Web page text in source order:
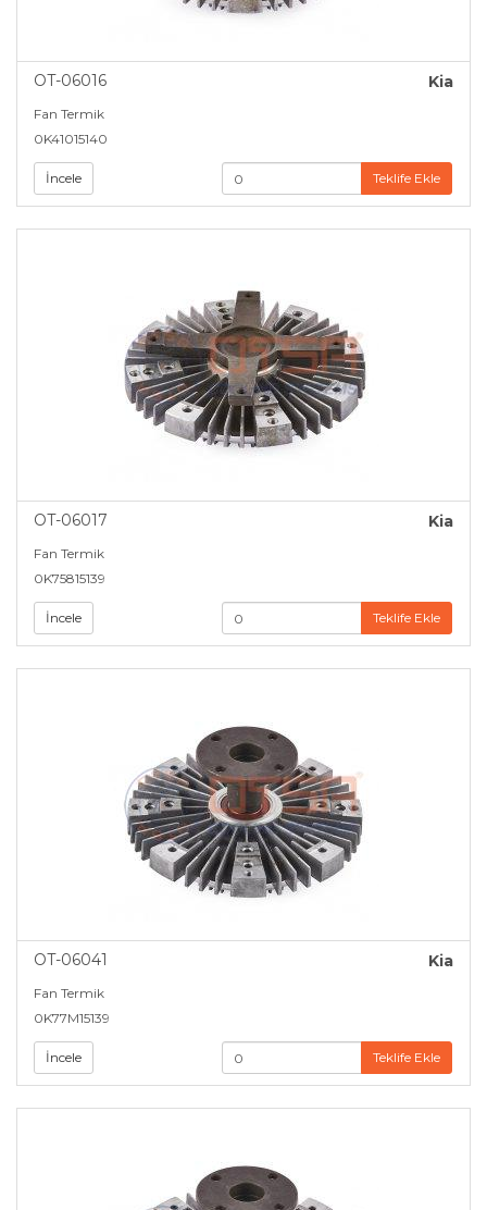
OT-06016 Kia
Fan Termik
0K41015140
İncele Teklife Ekle
OT-06017 Kia
Fan Termik
0K75815139
İncele Teklife Ekle
OT-06041 Kia
Fan Termik
0K77M15139
İncele Teklife Ekle